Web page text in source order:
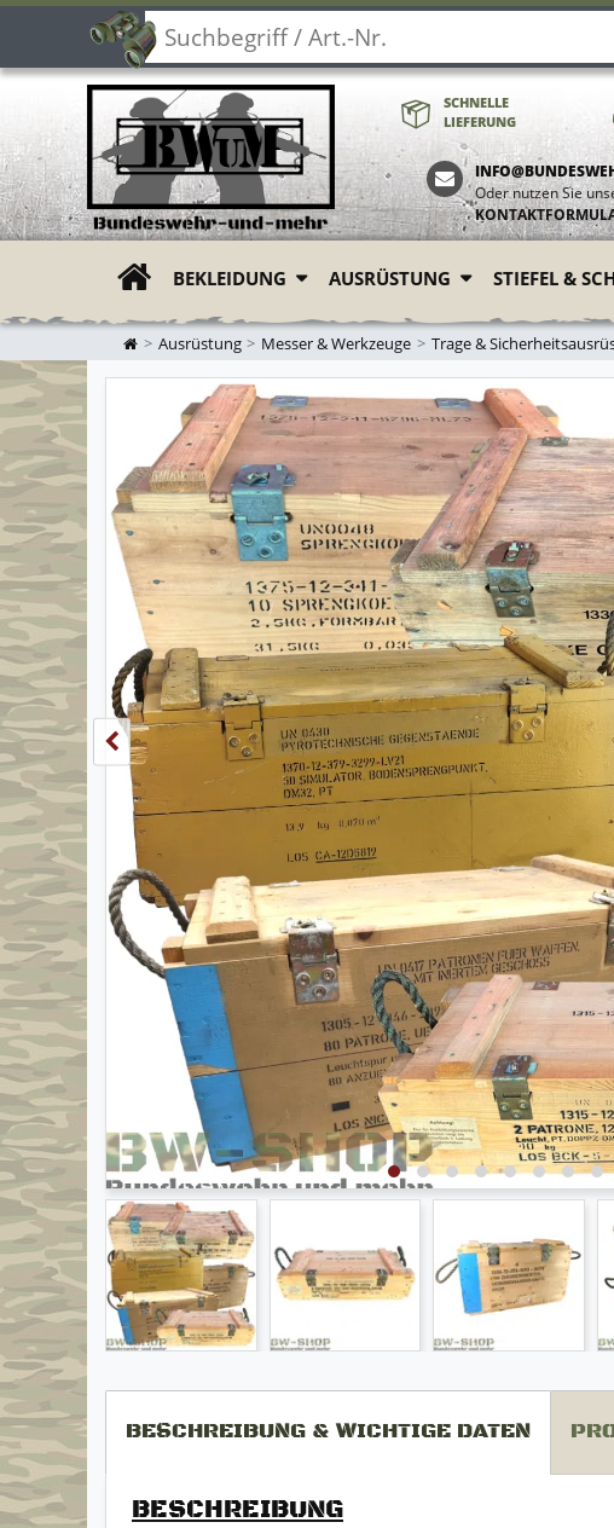
SCHNELLE
LIEFERUNG
Oder nutzen Sie
ZUR STARTSEITE
BEKLEIDUNG AUSRÜSTUNG STIEFEL &
Ausrüstung Messer & Werkzeuge Trage &
BESCHREIBUNG & WICHTIGE DATEN
BESCHREIBUNG